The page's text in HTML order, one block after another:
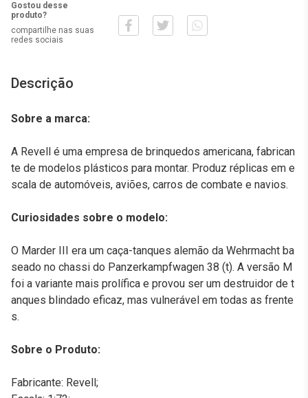
Gostou desse
produto?
compartilhe nas suas
redes sociais
Descrição
Sobre a marca:
A Revell é uma empresa de brinquedos americana, fabrican
te de modelos plásticos para montar. Produz réplicas em e
scala de automóveis, aviões, carros de combate e navios.
Curiosidades sobre o modelo:
O Marder III era um caça-tanques alemão da Wehrmacht ba
seado no chassi do Panzerkampfwagen 38 (t). A versão M
foi a variante mais prolífica e provou ser um destruidor de t
anques blindado eficaz, mas vulnerável em todas as frente
s.
Sobre o Produto:
Fabricante: Revell;